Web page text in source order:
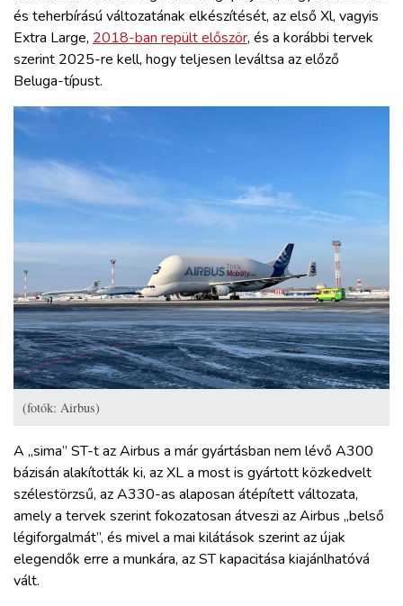
és teherbírású változatának elkészítését, az első Xl, vagyis
Extra Large, 2018-ban repült először, és a korábbi tervek
szerint 2025-re kell, hogy teljesen leváltsa az előző
Beluga-típust.
(fotók: Airbus)
A „sima” ST-t az Airbus a már gyártásban nem lévő A300
bázisán alakították ki, az XL a most is gyártott közkedvelt
szélestörzsű, az A330-as alaposan átépített változata,
amely a tervek szerint fokozatosan átveszi az Airbus „belső
légiforgalmát”, és mivel a mai kilátások szerint az újak
elegendők erre a munkára, az ST kapacitása kiajánlhatóvá
vált.